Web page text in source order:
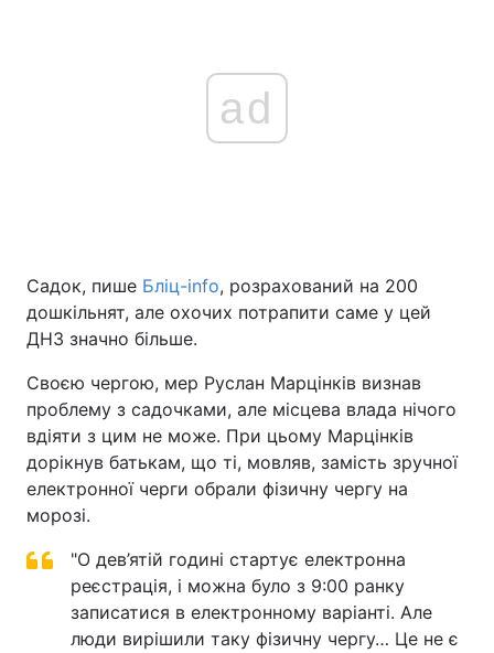
ad
Садок, пише Бліц-info, розрахований на 200
дошкільнят, але охочих потрапити саме у цей
ДНЗ значно більше.
Своєю чергою, мер Руслан Марцінків визнав
проблему з садочками, але місцева влада нічого
вдіяти з цим не може. При цьому Марцінків
дорікнув батькам, що ті, мовляв, замість зручної
електронної черги обрали фізичну чергу на
морозі.
"О дев’ятій годині стартує електронна
реєстрація, і можна було з 9:00 ранку
записатися в електронному варіанті. Але
люди вирішили таку фізичну чергу… Це не є